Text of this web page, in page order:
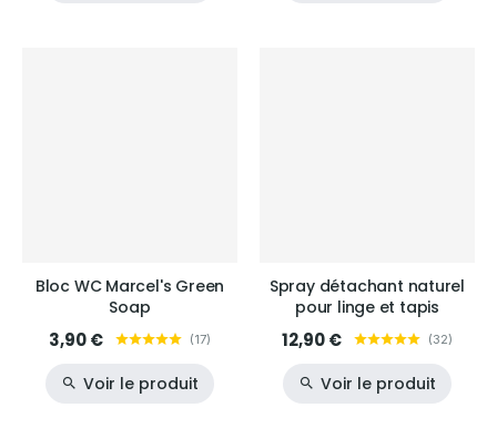
Bloc WC Marcel's Green
Soap
3,90 € (17)
Voir le produit
Spray détachant naturel
pour linge et tapis
12,90 € (32)
Voir le produit